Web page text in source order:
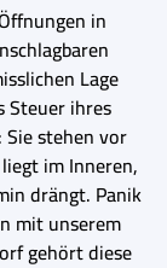
in
Lage
Steuer ihres
stehen vor
im Inneren,
drängt. Panik
mit unserem
gehört diese